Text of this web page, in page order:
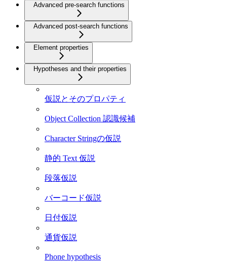
Advanced pre-search functions
Advanced post-search functions
Element properties
Hypotheses and their properties
仮説とそのプロパティ
Object Collection 認識候補
Character Stringの仮説
静的 Text 仮説
段落仮説
バーコード仮説
日付仮説
通貨仮説
Phone hypothesis